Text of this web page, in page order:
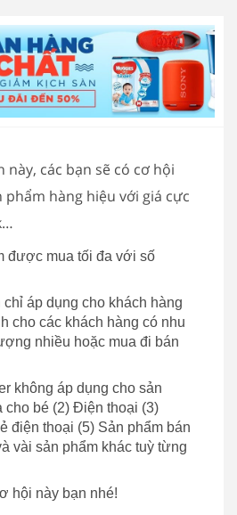
các bạn sẽ có cơ hội
hàng hiệu với giá cực
được mua tối đa với số
áp dụng cho khách hàng
cho các khách hàng có nhu
nhiều hoặc mua đi bán
không áp dụng cho sản
cho bé (2) Điện thoại (3)
điện thoại (5) Sản phẩm bán
vài sản phẩm khác tuỳ từng
hội này bạn nhé!